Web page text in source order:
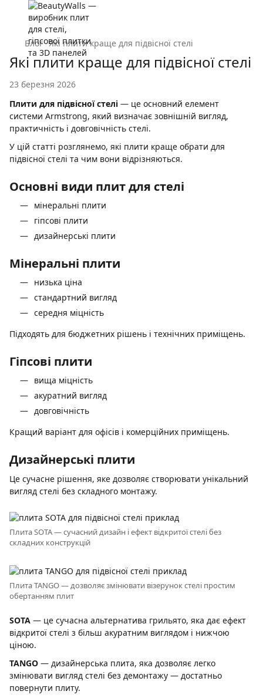
Блог Які плити краще для підвісної стелі
Які плити краще для підвісної стелі
23 березня 2026
Плити для підвісної стелі — це основний елемент
системи Armstrong, який визначає зовнішній вигляд,
практичність і довговічність стелі.
У цій статті розглянемо, які плити краще обрати для
підвісної стелі та чим вони відрізняються.
Основні види плит для стелі
мінеральні плити
гіпсові плити
дизайнерські плити
Мінеральні плити
низька ціна
стандартний вигляд
середня міцність
Підходять для бюджетних рішень і технічних приміщень.
Гіпсові плити
вища міцність
акуратний вигляд
довговічність
Кращий варіант для офісів і комерційних приміщень.
Дизайнерські плити
Це сучасне рішення, яке дозволяє створювати унікальний
вигляд стелі без складного монтажу.
Плита SOTA — сучасний дизайн і ефект відкритої стелі без
складних конструкцій
Плита TANGO — дозволяє змінювати візерунок стелі простим
обертанням плит
SOTA — це сучасна альтернатива грильято, яка дає ефект
відкритої стелі з більш акуратним виглядом і нижчою
ціною.
TANGO — дизайнерська плита, яка дозволяє легко
змінювати вигляд стелі без демонтажу — достатньо
повернути плиту.